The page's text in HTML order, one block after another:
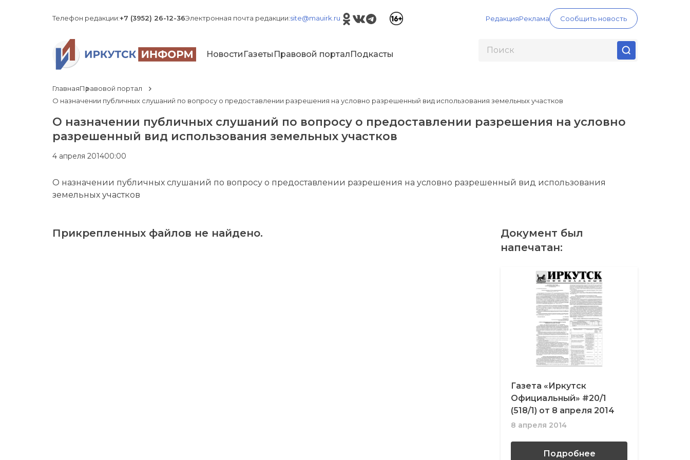
Телефон редакции:+7 (3952) 26-12-36Электронная почта редакции:site@mauirk.ru РедакцияРеклама Сообщить новость
Новости Газеты Правовой портал Подкасты
ГлавнаяПравовой портал
О назначении публичных слушаний по вопросу о предоставлении разрешения на условно разрешенный вид использования земельных участков
О назначении публичных слушаний по вопросу о предоставлении разрешения на условно
разрешенный вид использования земельных участков
4 апреля 201400:00
О назначении публичных слушаний по вопросу о предоставлении разрешения на условно разрешенный вид использования
земельных участков
Прикрепленных файлов не найдено.
Документ был
напечатан:
Газета «Иркутск
Официальный» #20/1
(518/1) от 8 апреля 2014
8 апреля 2014
Подробнее